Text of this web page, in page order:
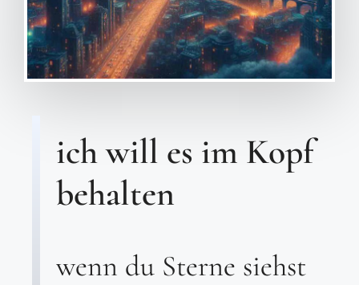
ich will es im Kopf
behalten
wenn du Sterne siehst